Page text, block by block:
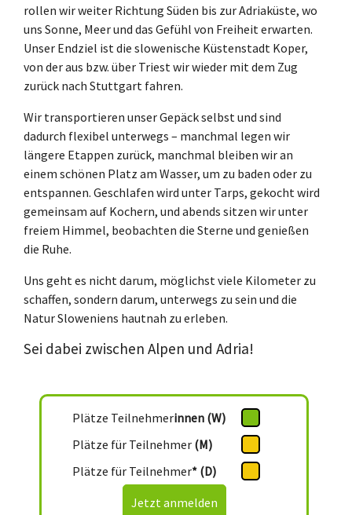
rollen wir weiter Richtung Süden bis zur Adriaküste, wo
uns Sonne, Meer und das Gefühl von Freiheit erwarten.
Unser Endziel ist die slowenische Küstenstadt Koper,
von der aus bzw. über Triest wir wieder mit dem Zug
zurück nach Stuttgart fahren.
Wir transportieren unser Gepäck selbst und sind
dadurch flexibel unterwegs – manchmal legen wir
längere Etappen zurück, manchmal bleiben wir an
einem schönen Platz am Wasser, um zu baden oder zu
entspannen. Geschlafen wird unter Tarps, gekocht wird
gemeinsam auf Kochern, und abends sitzen wir unter
freiem Himmel, beobachten die Sterne und genießen
die Ruhe.
Uns geht es nicht darum, möglichst viele Kilometer zu
schaffen, sondern darum, unterwegs zu sein und die
Natur Sloweniens hautnah zu erleben.
Sei dabei zwischen Alpen und Adria!
Plätze Teilnehmerinnen (W)
Plätze für Teilnehmer (M)
Plätze für Teilnehmer* (D)
Jetzt anmelden